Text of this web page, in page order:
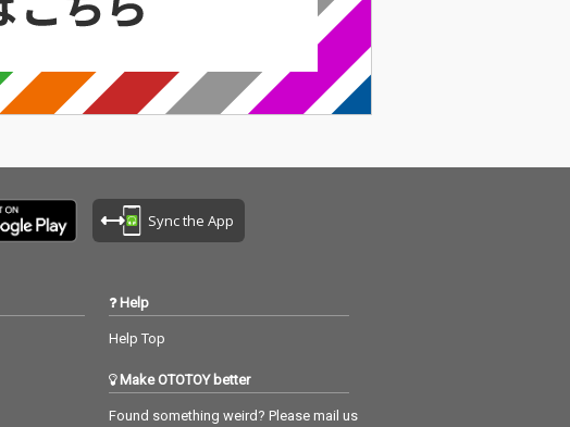
Sync the App
Help
Help Top
Make OTOTOY better
Found something weird? Please mail us